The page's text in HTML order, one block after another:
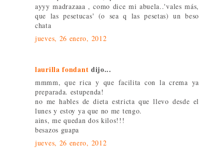
ayyy madrazaaa , como dice mi abuela..'vales más,
que las pesetucas' (o sea q las pesetas) un beso
chata
jueves, 26 enero, 2012
laurilla fondant dijo...
mmmm, que rica y que facilita con la crema ya
preparada. estupenda!
no me hables de dieta estricta que llevo desde el
lunes y estoy ya que no me tengo.
ains, me quedan dos kilos!!!
besazos guapa
jueves, 26 enero, 2012